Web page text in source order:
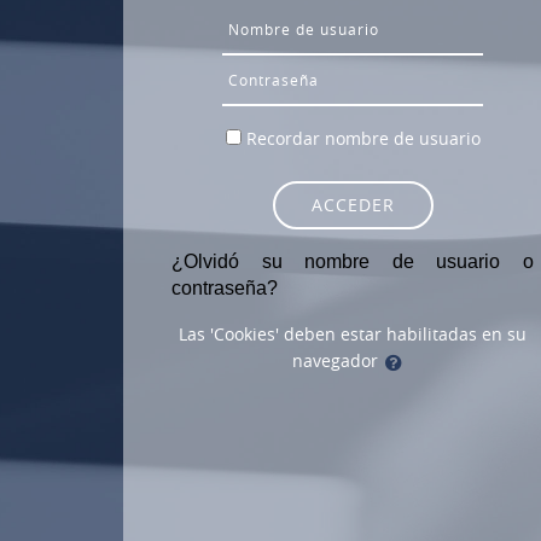
Contraseña
Recordar nombre de usuario
ACCEDER
¿Olvidó su nombre de usuario o
contraseña?
Las 'Cookies' deben estar habilitadas en su
navegador